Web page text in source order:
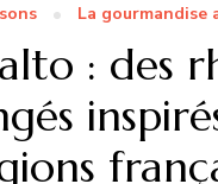
La gourmandise
: des